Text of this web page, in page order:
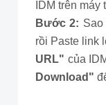
IDM trên máy
Bước 2:
rồi Paste link
URL" của
Download"